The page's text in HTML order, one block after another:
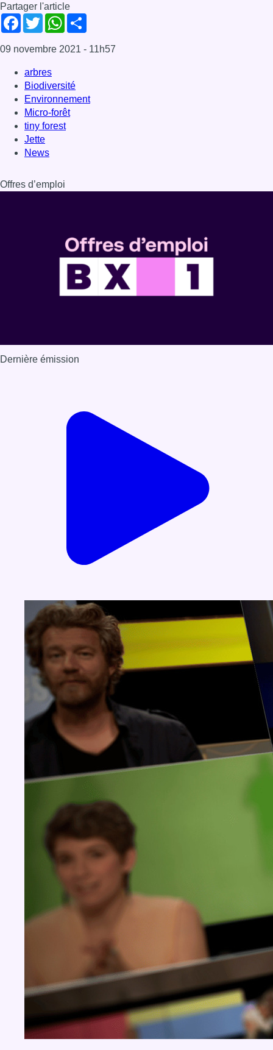
Partager l'article
Facebook
TwitterWhatsApp
09 novembre 2021 - 11h57
arbres
Biodiversité
Environnement
Micro-forêt
tiny forest
Jette
News
Offres d’emploi
Dernière émission